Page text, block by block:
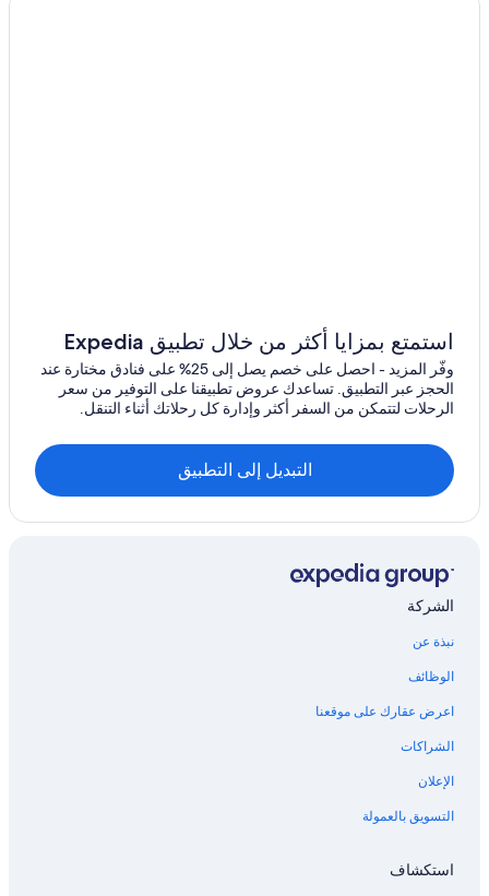
استمتع بمزايا أكثر من خلال تطبيق Expedia
وفّر المزيد - احصل على خصم يصل إلى 25% على فنادق مختارة عند
الحجز عبر التطبيق. تساعدك عروض تطبيقنا على التوفير من سعر
الرحلات لتتمكن من السفر أكثر وإدارة كل رحلاتك أثناء التنقل.
التبديل إلى التطبيق
الشركة
نبذة عن
الوظائف
اعرض عقارك على موقعنا
الشراكات
الإعلان
التسويق بالعمولة
استكشاف